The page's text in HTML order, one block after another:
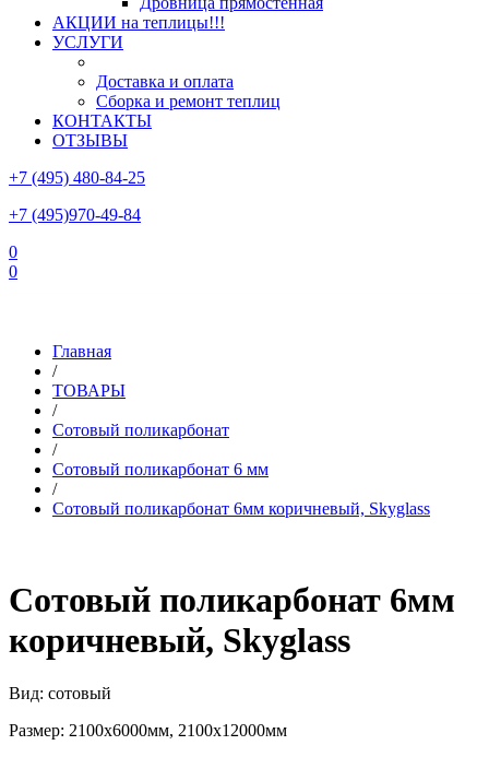
АКЦИИ на теплицы!!!
УСЛУГИ
Доставка и оплата
Сборка и ремонт теплиц
КОНТАКТЫ
ОТЗЫВЫ
+7 (495) 480-84-25
+7 (495)970-49-84
0
0
Главная
/
ТОВАРЫ
/
Сотовый поликарбонат
/
Сотовый поликарбонат 6 мм
/
Сотовый поликарбонат 6мм коричневый, Skyglass
Сотовый поликарбонат 6мм
коричневый, Skyglass
Вид: сотовый
Размер: 2100х6000мм, 2100х12000мм